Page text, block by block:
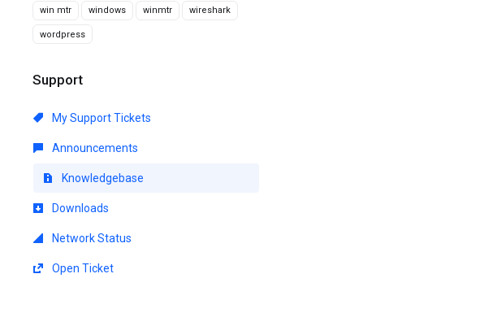
win mtr windows winmtr wireshark
wordpress
Support
My Support Tickets
Announcements
Knowledgebase
Downloads
Network Status
Open Ticket